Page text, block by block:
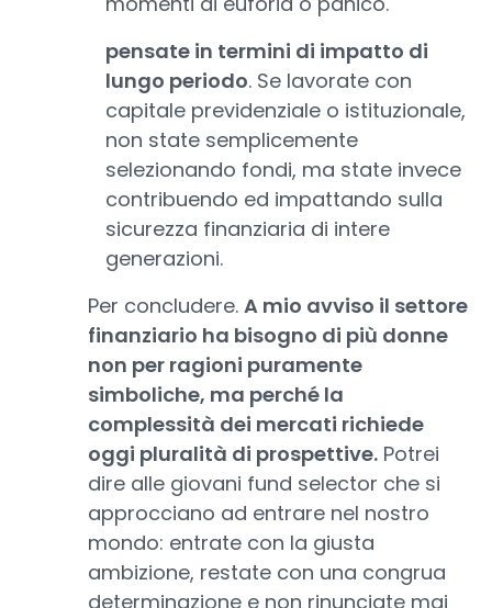
pensate in termini di impatto di
lungo periodo. Se lavorate con
capitale previdenziale o istituzionale,
non state semplicemente
selezionando fondi, ma state invece
contribuendo ed impattando sulla
sicurezza finanziaria di intere
generazioni.
Per concludere. A mio avviso il settore
finanziario ha bisogno di più donne
non per ragioni puramente
simboliche, ma perché la
complessità dei mercati richiede
oggi pluralità di prospettive. Potrei
dire alle giovani fund selector che si
approcciano ad entrare nel nostro
mondo: entrate con la giusta
ambizione, restate con una congrua
determinazione e non rinunciate mai